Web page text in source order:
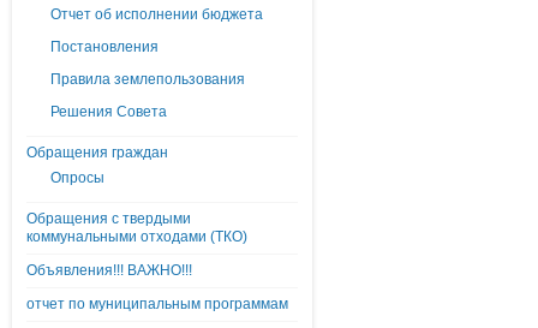
Отчет об исполнении бюджета
Постановления
Правила землепользования
Решения Совета
Обращения граждан
Опросы
Обращения с твердыми
коммунальными отходами (ТКО)
Объявления!!! ВАЖНО!!!
отчет по муниципальным программам